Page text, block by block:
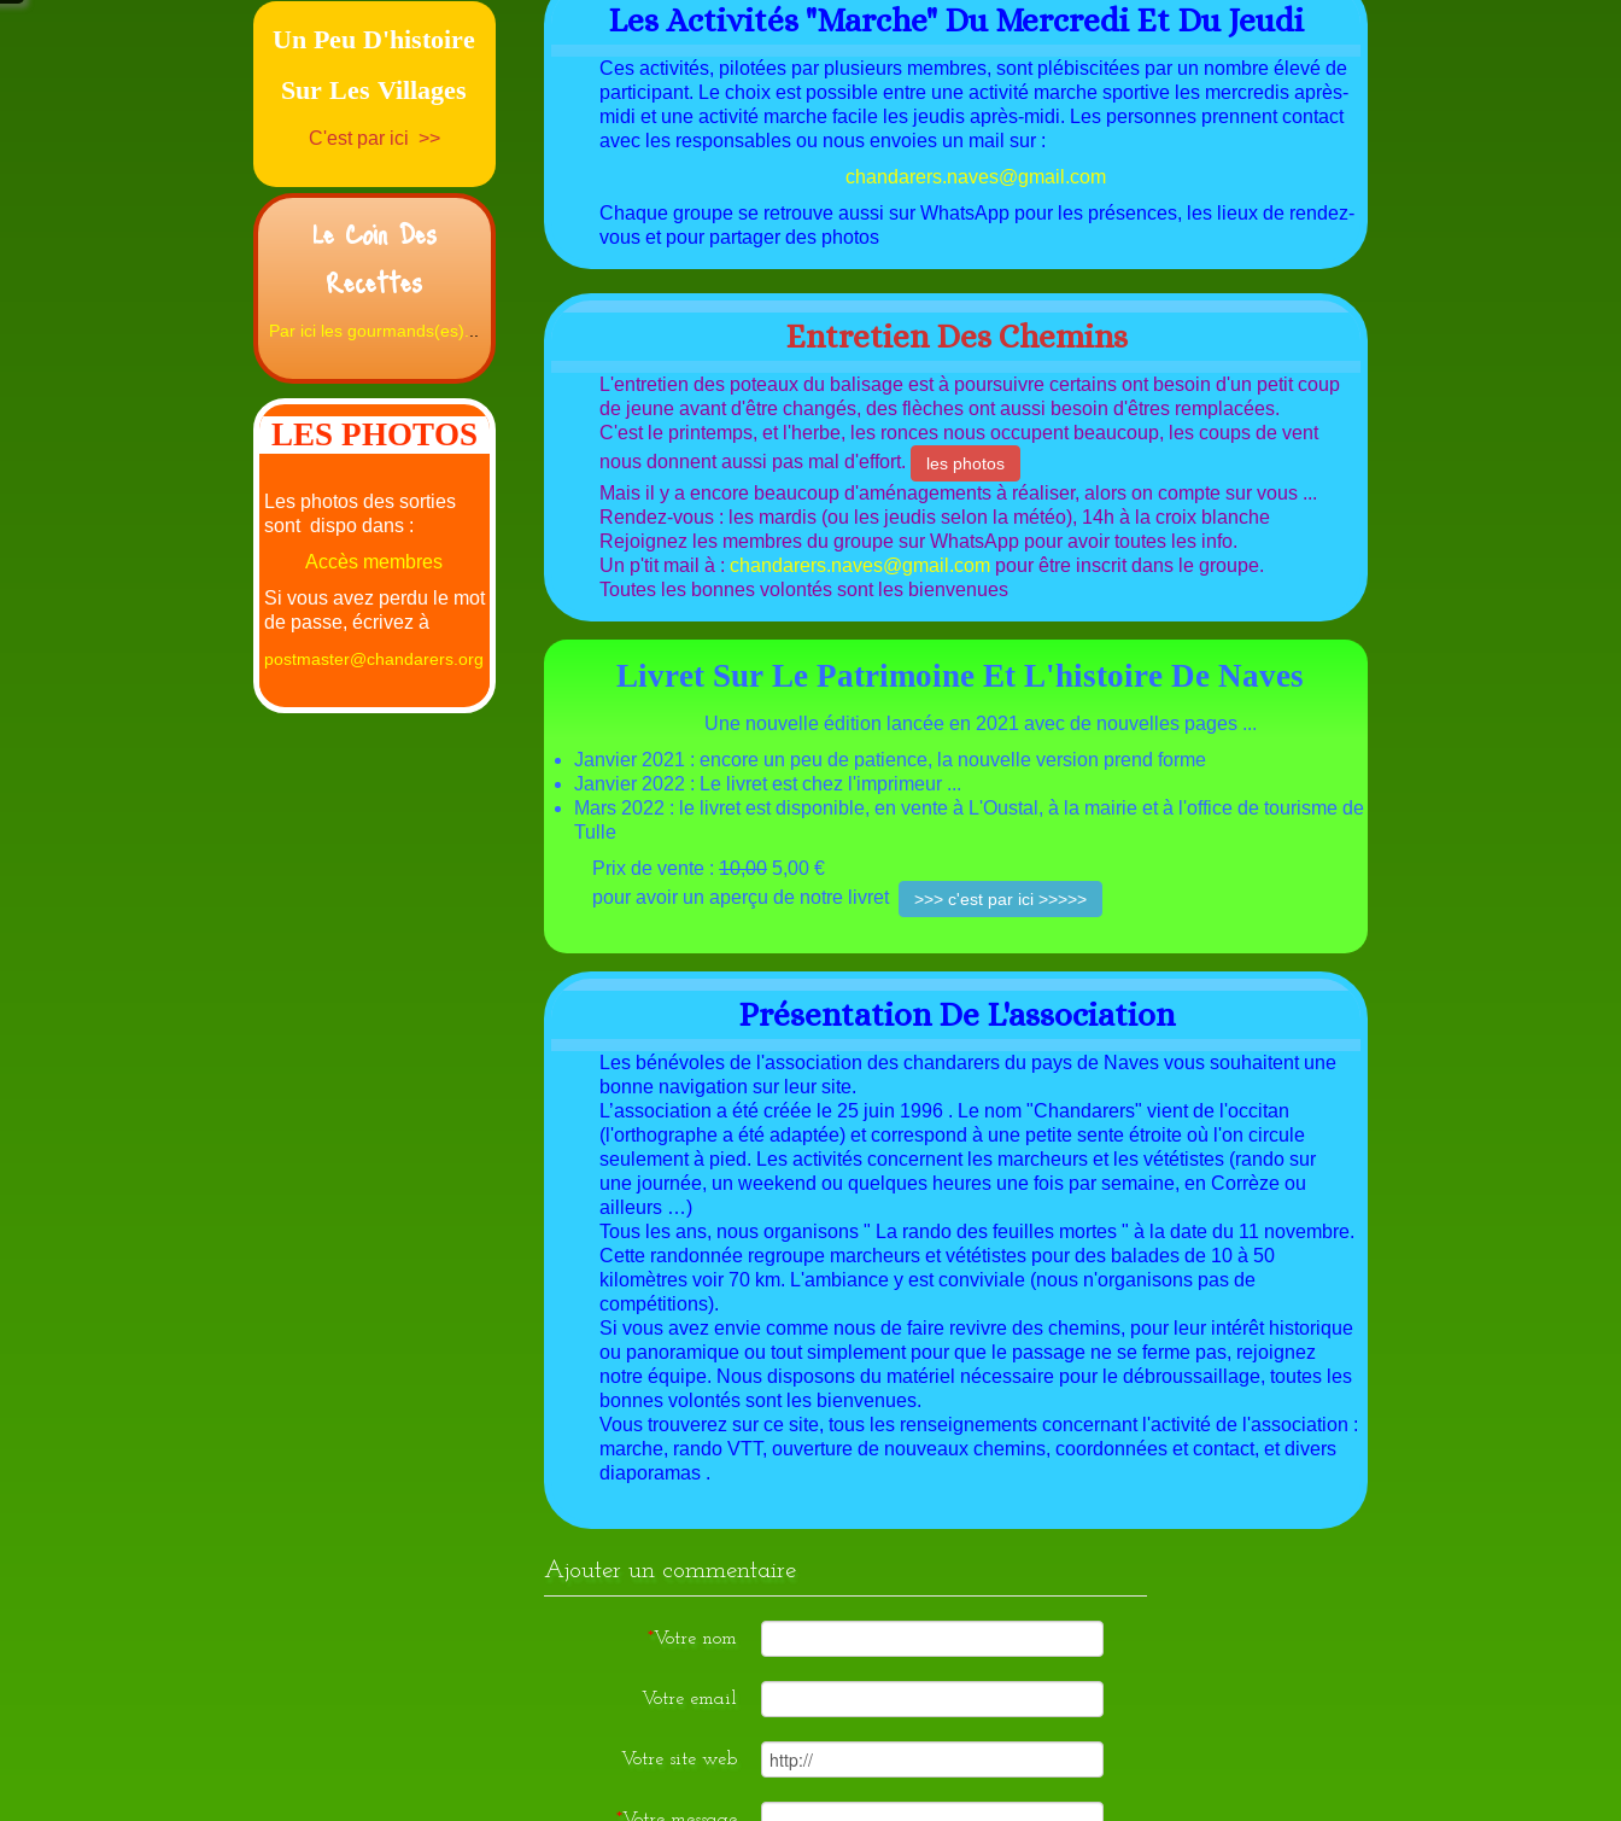
Un Peu D'histoire
Sur Les Villages
C'est par ici >>
Le Coin Des
Recettes
Par ici les gourmands(es)...
LES PHOTOS
Les photos des sorties
sont dispo dans :
Accès membres
Si vous avez perdu le mot
de passe, écrivez à
postmaster@chandarers.org
Les Activités "marche" Du Mercredi Et Du Jeudi
Ces activités, pilotées par plusieurs membres, sont plébiscitées par un nombre élevé de
participant. Le choix est possible entre uneactivité marchesportive les mercredis après-
midi et uneactivité marche facile les jeudis après-midi. Les personnes prennent contact
avec les responsables ou nous envoies un mailsur :
chandarers.naves@gmail.com
Chaque groupe se retrouve aussi sur WhatsApp pour les présences, les lieux de rendez-
vous et pour partager des photos
Entretien Des Chemins
L'entretien des poteaux du balisage est à poursuivre certains ont besoin d'un petit coup
de jeune avant d'être changés, des flèches ont aussi besoin d'êtres remplacées.
C'est le printemps, et l'herbe, les ronces nous occupent beaucoup, les coups de vent
nous donnent aussi pas mal d'effort.
les photos
Mais il y a encore beaucoup d'aménagements à réaliser, alors on compte sur vous ...
Rendez-vous : les mardis (ou les jeudis selon la météo), 14h à la croix blanche
Rejoignez les membres du groupe sur WhatsApp pour avoir toutes les info.
Un p'tit mail à :chandarers.naves@gmail.com pour être inscrit dans le groupe.
Toutes les bonnes volontés sont les bienvenues
Livret Sur Le Patrimoine Et L'histoire De Naves
Une nouvelle édition lancée en 2021 avec de nouvelles pages ...
Janvier 2021 : encore un peu de patience, la nouvelle version prend forme
Janvier 2022 : Le livret est chez l'imprimeur ...
Mars 2022 : le livret est disponible, en vente à L'Oustal, à la mairie et à l'office de tourisme de
Tulle
Prix de vente :10,00 5,00 €
pour avoir un aperçu de notre livret
>>> c'est par ici >>>>>
Présentation De L'association
Les bénévoles de l'association des chandarers du pays de Naves vous souhaitent une
bonne navigation sur leur site.
L’association a été créée le 25 juin 1996 . Le nom "Chandarers" vient de l'occitan
(l'orthographe a été adaptée) et correspond à une petite sente étroite où l'on circule
seulement à pied. Les activités concernent les marcheurs et les vététistes (rando sur
une journée, un weekend ou quelques heures une fois par semaine, en Corrèze ou
ailleurs …)
Tous les ans, nous organisons " La rando des feuilles mortes " à la date du 11 novembre.
Cette randonnée regroupe marcheurs et vététistes pour des balades de 10 à 50
kilomètres voir 70 km. L'ambiance y est conviviale (nous n'organisons pas de
compétitions).
Si vous avez envie comme nous de faire revivre des chemins, pour leur intérêt historique
ou panoramique ou tout simplement pour que le passage ne se ferme pas, rejoignez
notre équipe. Nous disposons du matériel nécessaire pour le débroussaillage, toutes les
bonnes volontés sont les bienvenues.
Vous trouverez sur ce site, tous les renseignements concernant l'activité de l'association :
marche, rando VTT, ouverture de nouveaux chemins, coordonnées et contact, et divers
diaporamas .
Ajouter un commentaire
*Votre nom
Votre email
Votre site web